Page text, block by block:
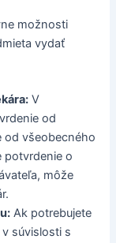
možnosti
vydať
V
od
od všeobecného
potvrdenie o
môže
Ak potrebujete
súvislosti s